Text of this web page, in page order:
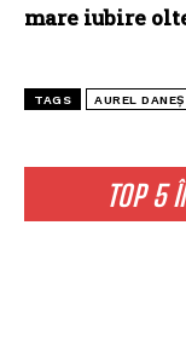
TOP 5
mare iubire
TAGS AUREL DANEȘ